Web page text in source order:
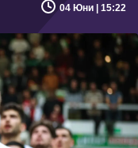
04 Юни | 15:22